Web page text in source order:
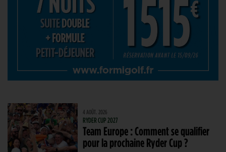
4 AOÛT. 2026
RYDER CUP 2027
Team Europe : Comment se qualifier
pour la prochaine Ryder Cup ?